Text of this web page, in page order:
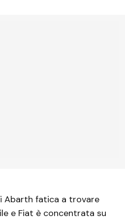
Abarth fatica a trovare
e Fiat è concentrata su